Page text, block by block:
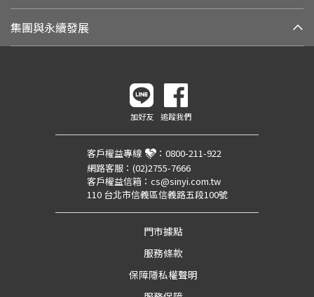
集團與永續發展
加好友 追蹤我們
客戶權益專線 ： 0800-211-922
網路客服： (02)2755-7666
客戶權益信箱： cs@sinyi.com.tw
110 台北市信義區信義路五段100號
門市據點
服務條款
保障隱私權聲明